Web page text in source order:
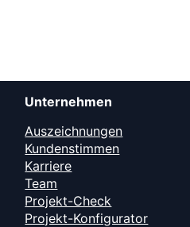
Unternehmen
Auszeichnungen
Kundenstimmen
Karriere
Team
Projekt-Check
Projekt-Konfigurator